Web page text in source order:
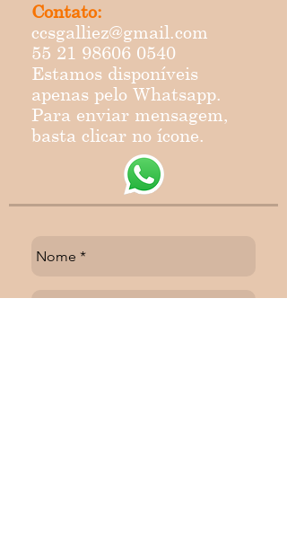
Contato:
ccsgalliez@gmail.com
55 21 98606 0540
Estamos disponíveis
apenas pelo Whatsapp.
Para enviar mensagem,
basta clicar no ícone.